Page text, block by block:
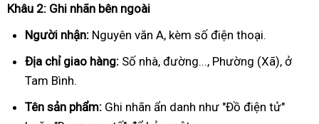
Khâu 2: Ghi nhãn bên ngoài
Người nhận: Nguyên văn A, kèm số điện thoại.
Địa chỉ giao hàng: Số nhà, đường..., Phường (Xã), ở
Tam Bình.
Tên sản phẩm: Ghi nhãn ẩn danh như "Đồ điện tử"